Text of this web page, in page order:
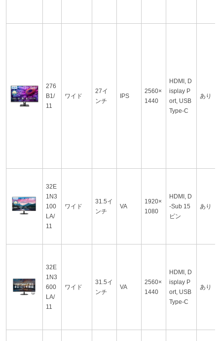
276
B1/
11
ワイド
27イ
ンチ
IPS
2560×
1440
HDMI, D
isplay P
ort, USB
Type-C
あり
32E
1N3
100
LA/
11
ワイド
31.5イ
ンチ
VA
1920×
1080
HDMI, D
-Sub 15
ピン
あり
32E
1N3
600
LA/
11
ワイド
31.5イ
ンチ
VA
2560×
1440
HDMI, D
isplay P
ort, USB
Type-C
あり